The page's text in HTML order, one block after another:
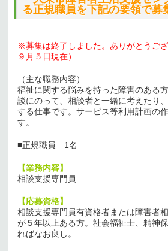
る正規職員を下記の要領で募
※募集は終了しました。ありがとうご
９月５日現在）
（主な職務内容）
福祉に関する悩みを持った障害のある
談にのって、相談者と一緒に考えたり
する仕事です。サービス等利用計画の
す。
■正規職員 1名
【業務内容】
相談支援専門員
【応募資格】
相談支援専門員有資格者または障害者
が５年以上ある方。社会福祉士、精神
ればなお良し。